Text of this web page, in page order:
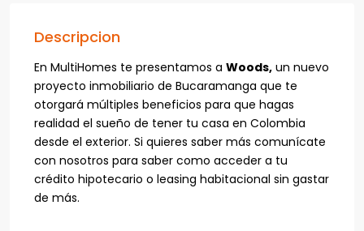
Descripcion
En MultiHomes te presentamos a Woods, un nuevo
proyecto inmobiliario de Bucaramanga que te
otorgará múltiples beneficios para que hagas
realidad el sueño de tener tu casa en Colombia
desde el exterior. Si quieres saber más comunícate
con nosotros para saber como acceder a tu
crédito hipotecario o leasing habitacional sin gastar
de más.